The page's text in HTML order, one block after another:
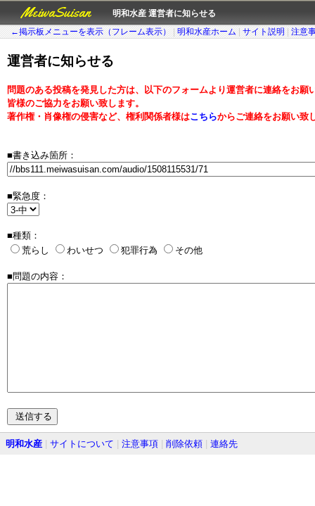
MeiwaSuisan
明和水産 運営者に知らせる
←掲示板メニューを表示（フレーム表示）
明和水産ホーム サイト説明 注意
運営者に知らせる
問題のある投稿を発見した方は、以下のフォームより運営者に連絡をお願
皆様のご協力をお願い致します。
著作権・肖像権の侵害など、権利関係者様はこちらからご連絡をお願い致
■書き込み箇所：
■緊急度：
■種類：
荒らし
わいせつ 犯罪行為 その他
■問題の内容：
明和水産 サイトについて 注意事項 削除依頼 連絡先